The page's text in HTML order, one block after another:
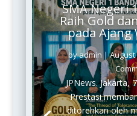
SMA Negeri
Raih Gold
pada Ajang
byadmin|August
JPNews.
Prestasi
ditorehkan oleh